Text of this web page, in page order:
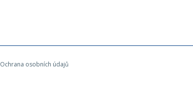
Ochrana osobních údajů